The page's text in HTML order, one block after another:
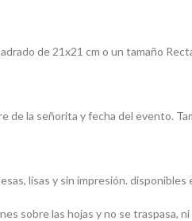
de 21x21 cm o un tamaño
de la señorita y fecha del evento.
lisas y sin impresión.
sobre las hojas y no se traspasa,